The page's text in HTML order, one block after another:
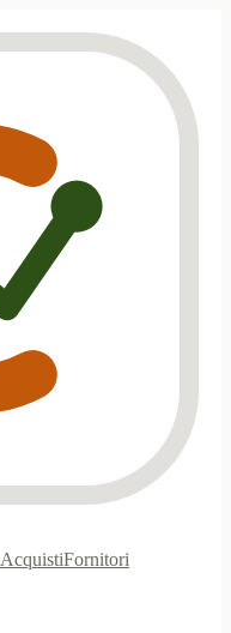
AcquistiFornitori